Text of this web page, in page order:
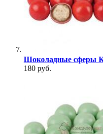
Шоколадные сферы
180 руб.